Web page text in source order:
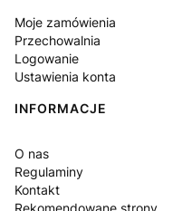
Moje zamówienia
Przechowalnia
Logowanie
Ustawienia konta
INFORMACJE
O nas
Regulaminy
Kontakt
Rekomendowane strony